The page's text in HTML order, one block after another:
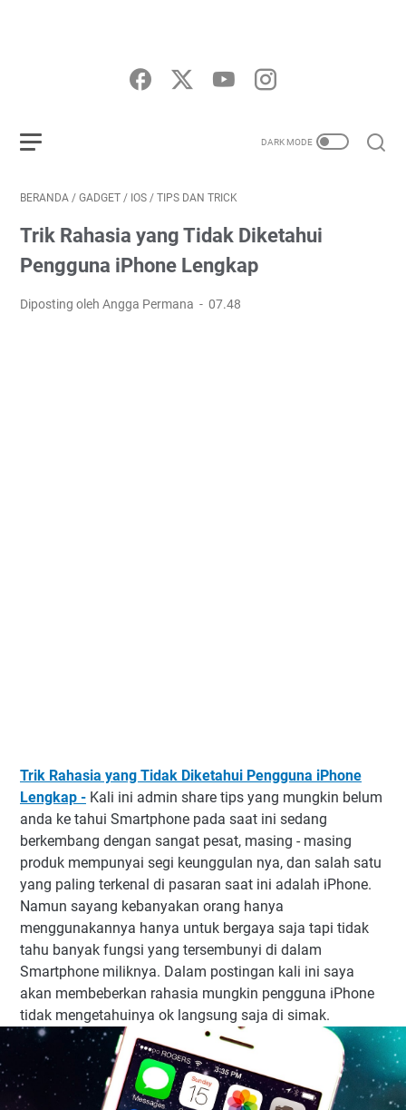
BERANDA / GADGET / IOS / TIPS DAN TRICK
Trik Rahasia yang Tidak Diketahui
Pengguna iPhone Lengkap
Diposting oleh Angga Permana 07.48
Trik Rahasia yang Tidak Diketahui Pengguna iPhone
Lengkap - Kali ini admin share tips yang mungkin belum
anda ke tahui Smartphone pada saat ini sedang
berkembang dengan sangat pesat, masing - masing
produk mempunyai segi keunggulan nya, dan salah satu
yang paling terkenal di pasaran saat ini adalah iPhone.
Namun sayang kebanyakan orang hanya
menggunakannya hanya untuk bergaya saja tapi tidak
tahu banyak fungsi yang tersembunyi di dalam
Smartphone miliknya. Dalam postingan kali ini saya
akan membeberkan rahasia mungkin pengguna iPhone
tidak mengetahuinya ok langsung saja di simak.